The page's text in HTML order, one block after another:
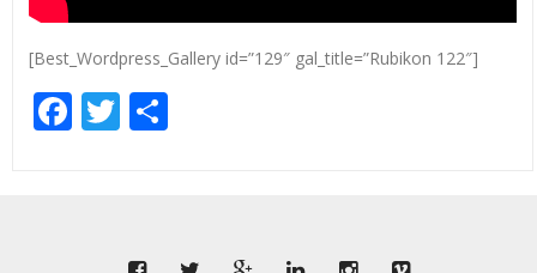
[Best_Wordpress_Gallery id=”129″ gal_title=”Rubikon 122″]
Facebook
Twitter
Share